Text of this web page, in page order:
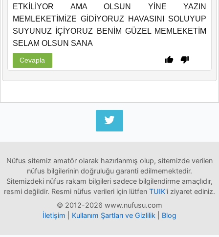
ETKİLİYOR AMA OLSUN YİNE YAZIN
MEMLEKETİMİZE GİDİYORUZ HAVASINI SOLUYUP
SUYUNUZ İÇİYORUZ BENİM GÜZEL MEMLEKETİM
SELAM OLSUN SANA
Cevapla
Nüfus sitemiz amatör olarak hazırlanmış olup, sitemizde verilen
nüfus bilgilerinin doğruluğu garanti edilmemektedir.
Sitemizdeki nüfus rakam bilgileri sadece bilgilendirme amaçlıdır,
resmi değildir. Resmi nüfus verileri için lütfen TUIK'i ziyaret ediniz.
© 2012-2026 www.nufusu.com
İletişim
Kullanım Şartları ve Gizlilik Blog